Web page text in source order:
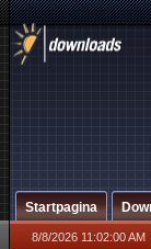
Startpagina
8/8/2026 11:02:00 AM